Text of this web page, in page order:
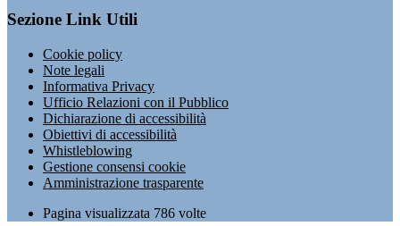
Sezione Link Utili
Cookie policy
Note legali
Informativa Privacy
Ufficio Relazioni con il Pubblico
Dichiarazione di accessibilità
Obiettivi di accessibilità
Whistleblowing
Gestione consensi cookie
Amministrazione trasparente
Pagina visualizzata 786 volte